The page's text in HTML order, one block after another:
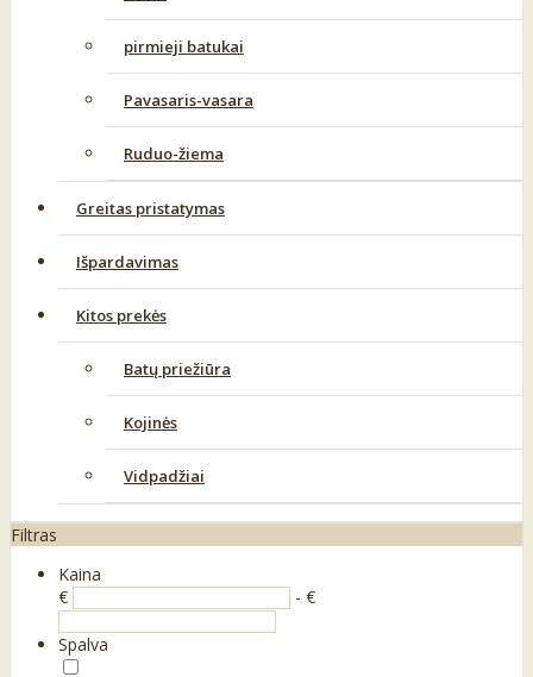
pirmieji batukai
Pavasaris-vasara
Ruduo-žiema
Greitas pristatymas
Išpardavimas
Kitos prekės
Batų priežiūra
Kojinės
Vidpadžiai
Filtras
Kaina
€
- €
Spalva